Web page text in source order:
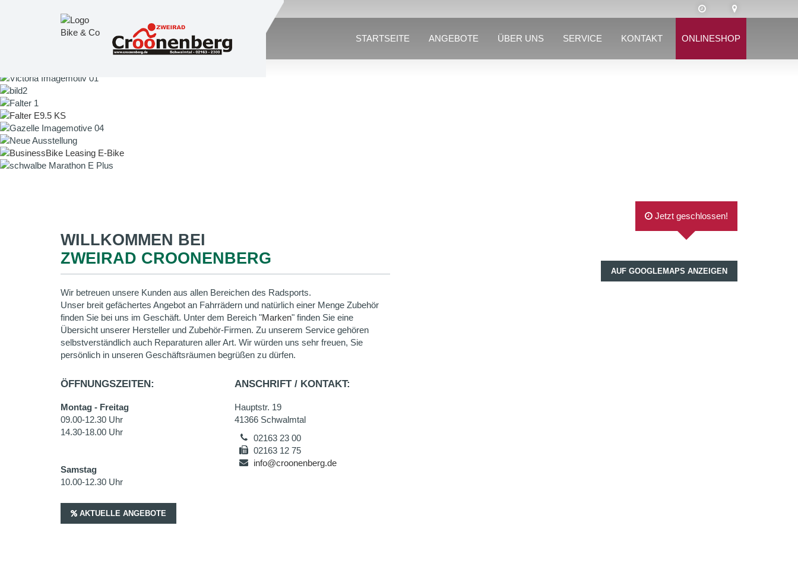
STARTSEITE ANGEBOTE ÜBER UNS SERVICE KONTAKT ONLINESHOP
WILLKOMMEN BEI
ZWEIRAD CROONENBERG
Wir betreuen unsere Kunden aus allen Bereichen des Radsports.
Unser breit gefächertes Angebot an Fahrrädern und natürlich einer Menge Zubehör
finden Sie bei uns im Geschäft. Unter dem Bereich "Marken" finden Sie eine
Übersicht unserer Hersteller und Zubehör-Firmen. Zu unserem Service gehören
selbstverständlich auch Reparaturen aller Art. Wir würden uns sehr freuen, Sie
persönlich in unseren Geschäftsräumen begrüßen zu dürfen.
ÖFFNUNGSZEITEN:
Montag - Freitag
09.00-12.30 Uhr
14.30-18.00 Uhr
Samstag
10.00-12.30 Uhr
ANSCHRIFT / KONTAKT:
Hauptstr. 19
41366 Schwalmtal
02163 23 00
02163 12 75
info@croonenberg.de
AUF GOOGLEMAPS ANZEIGEN
Jetzt geschlossen!
AKTUELLE ANGEBOTE